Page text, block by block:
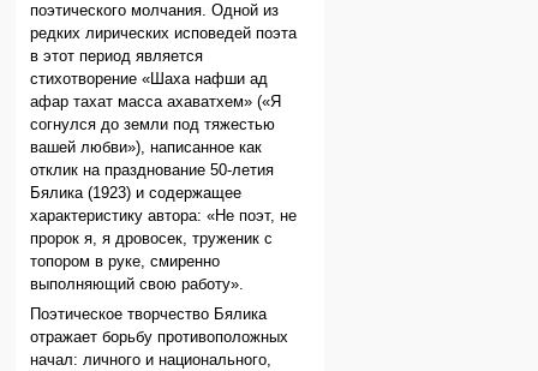
поэтического молчания. Одной из
редких лирических исповедей поэта
в этот период является
стихотворение «Шаха нафши ад
афар тахат масса ахаватхем» («Я
согнулся до земли под тяжестью
вашей любви»), написанное как
отклик на празднование 50-летия
Бялика (1923) и содержащее
характеристику автора: «Не поэт, не
пророк я, я дровосек, труженик с
топором в руке, смиренно
выполняющий свою работу».
Поэтическое творчество Бялика
отражает борьбу противоположных
начал: личного и национального,